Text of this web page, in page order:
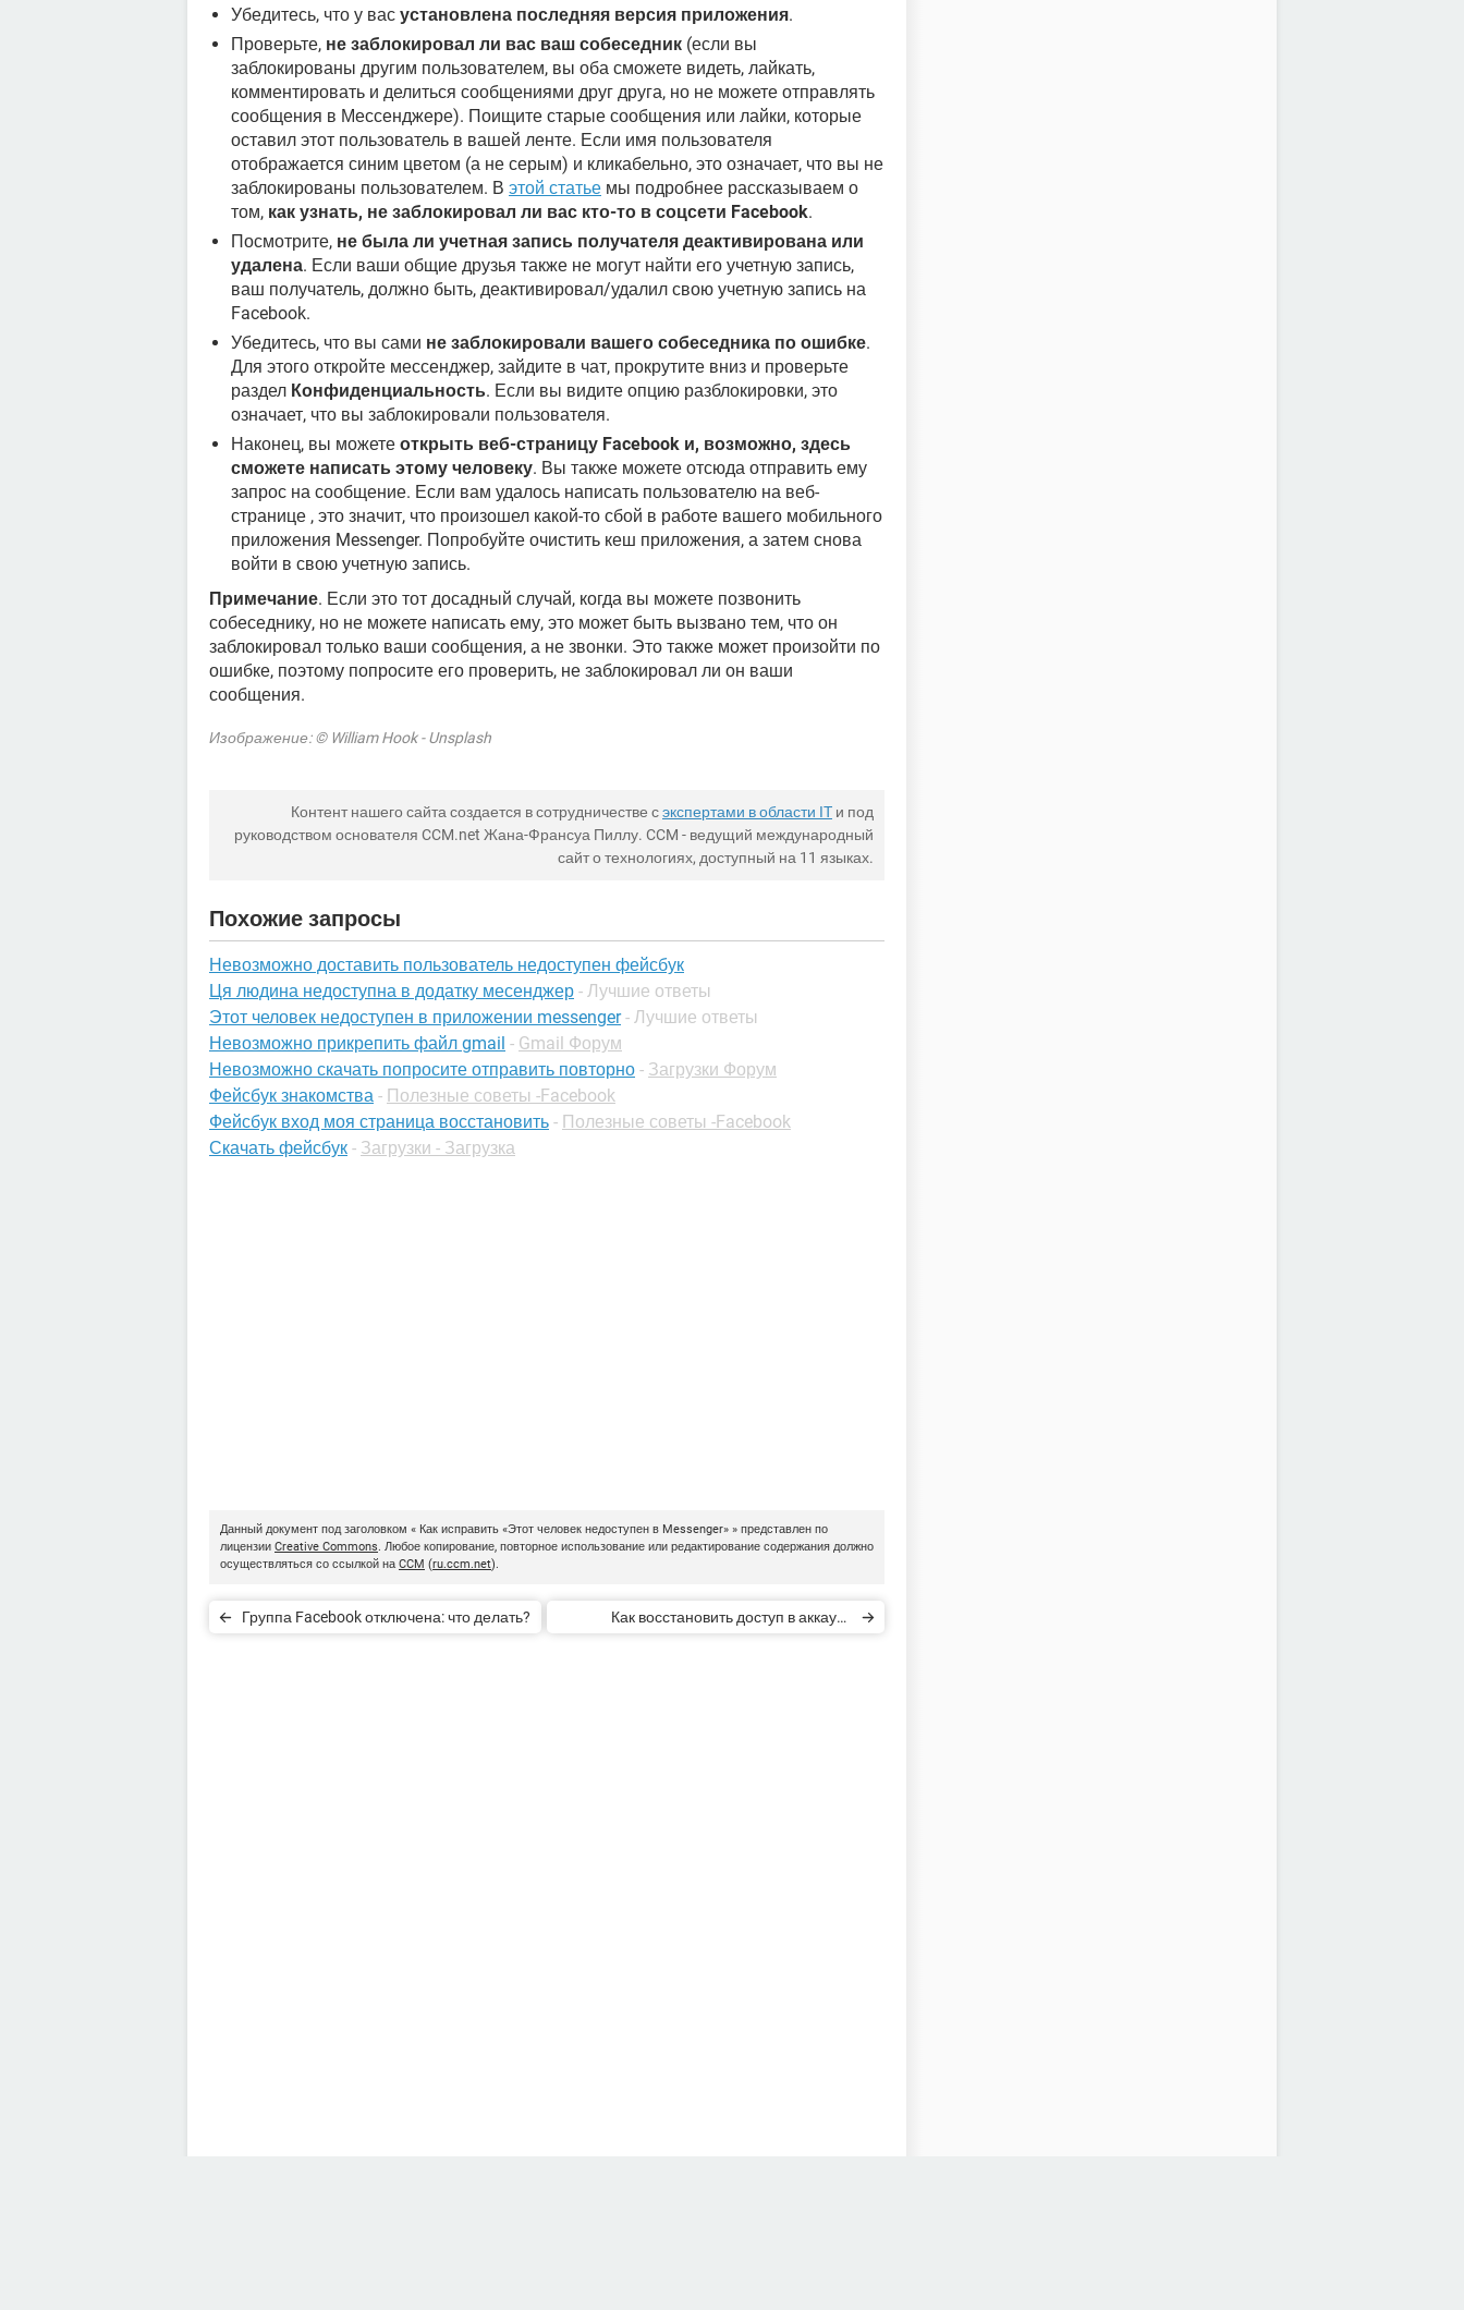
Убедитесь, что у вас установлена последняя версия приложения.
Проверьте, не заблокировал ли вас ваш собеседник (если вы
заблокированы другим пользователем, вы оба сможете видеть, лайкать,
комментировать и делиться сообщениями друг друга, но не можете отправлять
сообщения в Мессенджере). Поищите старые сообщения или лайки, которые
оставил этот пользователь в вашей ленте. Если имя пользователя
отображается синим цветом (а не серым) и кликабельно, это означает, что вы не
заблокированы пользователем. В этой статье мы подробнее рассказываем о
том, как узнать, не заблокировал ли вас кто-то в соцсети Facebook.
Посмотрите, не была ли учетная запись получателя деактивирована или
удалена. Если ваши общие друзья также не могут найти его учетную запись,
ваш получатель, должно быть, деактивировал/удалил свою учетную запись на
Facebook.
Убедитесь, что вы сами не заблокировали вашего собеседника по ошибке.
Для этого откройте мессенджер, зайдите в чат, прокрутите вниз и проверьте
раздел Конфиденциальность. Если вы видите опцию разблокировки, это
означает, что вы заблокировали пользователя.
Наконец, вы можете открыть веб-страницу Facebook и, возможно, здесь
сможете написать этому человеку. Вы также можете отсюда отправить ему
запрос на сообщение. Если вам удалось написать пользователю на веб-
странице , это значит, что произошел какой-то сбой в работе вашего мобильного
приложения Messenger. Попробуйте очистить кеш приложения, а затем снова
войти в свою учетную запись.
Примечание. Если это тот досадный случай, когда вы можете позвонить
собеседнику, но не можете написать ему, это может быть вызвано тем, что он
заблокировал только ваши сообщения, а не звонки. Это также может произойти по
ошибке, поэтому попросите его проверить, не заблокировал ли он ваши
сообщения.
Изображение: © William Hook - Unsplash
Контент нашего сайта создается в сотрудничестве сэкспертами в области IT и под
руководством основателя CCM.net Жана-Франсуа Пиллу. CCM - ведущий международный
сайт о технологиях, доступный на 11 языках.
Похожие запросы
Невозможно доставить пользователь недоступен фейсбук
Ця людина недоступна в додатку месенджер - Лучшие ответы
Этот человек недоступен в приложении messenger - Лучшие ответы
Невозможно прикрепить файл gmail - Gmail Форум
Невозможно скачать попросите отправить повторно - Загрузки Форум
Фейсбук знакомства - Полезные советы -Facebook
Фейсбук вход моя страница восстановить - Полезные советы -Facebook
Скачать фейсбук - Загрузки - Загрузка
Данный документ под заголовком « Как исправить «Этот человек недоступен в Messenger» » представлен по
лицензии Creative Commons. Любое копирование, повторное использование или редактирование содержания должно
осуществляться со ссылкой на CCM (ru.ccm.net).
Группа Facebook отключена: что делать?
Как восстановить доступ в аккаунт